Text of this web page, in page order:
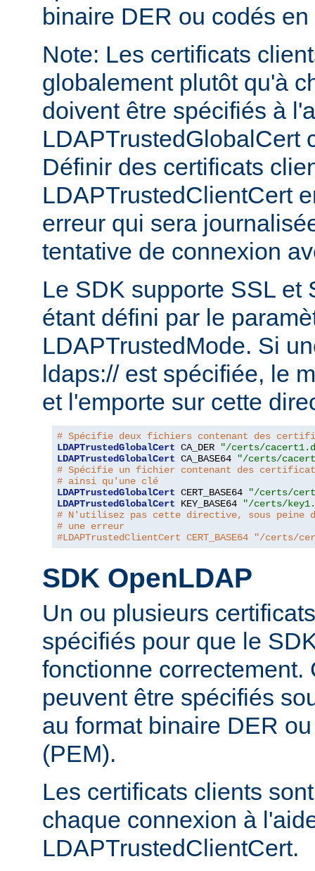
binaire DER ou codés
Note: Les certificats
globalement plutôt qu'à
doivent être spécifiés à
LDAPTrustedGlobalCert
Définir des certificats
LDAPTrustedClientCert
erreur qui sera
tentative de connexion
Le SDK supporte SSL et
étant défini par le
LDAPTrustedMode. Si
ldaps:// est spécifiée, le
et l'emporte sur cette
# Spécifie deux fichiers contenant des
LDAPTrustedGlobalCert CA_DER
"/certs/
LDAPTrustedGlobalCert CA_BASE64
"/certs/
# Spécifie un fichier contenant des
# ainsi qu'une clé
LDAPTrustedGlobalCert CERT_BASE64
"/certs/
LDAPTrustedGlobalCert KEY_BASE64
"/certs/
# N'utilisez pas cette directive, sous peine
# une erreur
#LDAPTrustedClientCert CERT_BASE64 "/certs/
SDK OpenLDAP
Un ou plusieurs
spécifiés pour que le
fonctionne correctement.
peuvent être spécifiés
au format binaire DER
(PEM).
Les certificats clients
chaque connexion à
LDAPTrustedClientCert.